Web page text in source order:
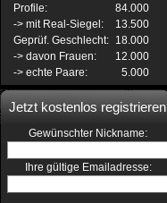
Profile:
84.000
-> mit Real-Siegel:
13.500
Geprüf. Geschlecht: 18.000
-> davon Frauen:
12.000
-> echte Paare:
5.000
Jetzt kostenlos registrieren
Gewünschter Nickname:
Ihre gültige Emailadresse: